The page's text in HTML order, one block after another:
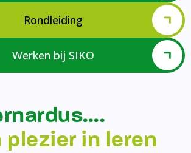
Rondleiding
Werken bij SIKO
plezier in leren